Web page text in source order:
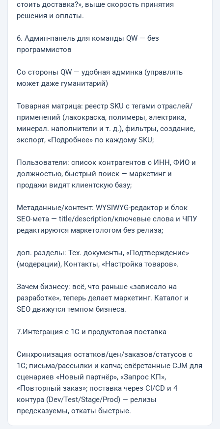
стоить доставка?», выше скорость принятия
решения и оплаты.
6. Админ-панель для команды QW — без
программистов
Со стороны QW — удобная админка (управлять
может даже гуманитарий)
Товарная матрица: реестр SKU с тегами отраслей/
применений (лакокраска, полимеры, электрика,
минерал. наполнители и т. д.), фильтры, создание,
экспорт, «Подробнее» по каждому SKU;
Пользователи: список контрагентов с ИНН, ФИО и
должностью, быстрый поиск — маркетинг и
продажи видят клиентскую базу;
Метаданные/контент: WYSIWYG-редактор и блок
SEO-мета — title/description/ключевые слова и ЧПУ
редактируются маркетологом без релиза;
доп. разделы: Тех. документы, «Подтверждение»
(модерации), Контакты, «Настройка товаров».
Зачем бизнесу: всё, что раньше «зависало на
разработке», теперь делает маркетинг. Каталог и
SEO движутся темпом бизнеса.
7.Интеграция с 1С и продуктовая поставка
Синхронизация остатков/цен/заказов/статусов с
1С; письма/рассылки и капча; свёрстанные CJM для
сценариев «Новый партнёр», «Запрос КП»,
«Повторный заказ»; поставка через CI/CD и 4
контура (Dev/Test/Stage/Prod) — релизы
предсказуемы, откаты быстрые.